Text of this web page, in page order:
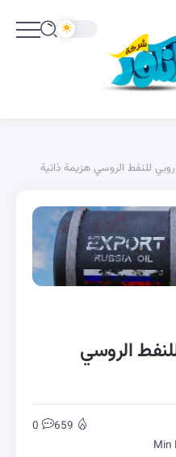
للنفط الروسي هزيمة ذاتية
الروسي
659
0